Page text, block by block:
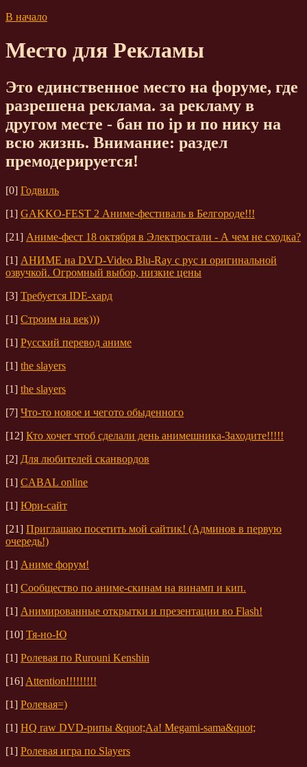
В начало
Mестo для Peклaмы
Это единственное место на форуме, где
разрешена pеклaма. за рeкламу в
другом месте - бан по ip и по нику на
всю жизнь. Внимание: pаздел
премодерируется!
[0] Годвиль
[1] GAKKO-FEST 2 Аниме-фестиваль в Белгороде!!!
[21] Аниме-фест 18 октября в Электростали - А чем не сходка?
[1] АНИМЕ на DVD-Video Blu-Ray с рус и оригинальной
озвучкой. Огромный выбор, низкие цены
[3] Требуется IDE-хард
[1] Строим на век)))
[1] Русский перевод аниме
[1] the slayers
[1] the slayers
[7] Что-то новое и чегото обыденного
[12] Кто хочет чтоб сделали день анимешника-Заходите!!!!!
[2] Для любителей сканвордов
[1] CABAL online
[1] Юри-сайт
[21] Приглашаю посетить мой сайтик! (Админов в первую
очередь!)
[1] Аниме форум!
[1] Сообщество по аниме-скинам на винамп и кип.
[1] Анимированные открытки и презентации во Flash!
[10] Тя-но-Ю
[1] Ролевая по Rurouni Kenshin
[16] Attention!!!!!!!!!
[1] Ролевая=)
[1] HQ raw DVD-рипы &quot;Aa! Megami-sama&quot;
[1] Ролевая игра по Slayers